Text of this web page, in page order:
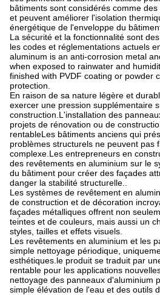
bâtiments sont considérés comme
et peuvent améliorer l'isolation
énergétique de l'enveloppe du
La sécurité et la fonctionnalité sont
les codes et réglementations actuels
aluminum is an anti-corrosion metal
when exposed to rainwater and
finished with PVDF coating or powder
protection.
En raison de sa nature légère et
exercer une pression supplémentaire
construction.L'installation des
projets de rénovation ou de
rentableLes bâtiments anciens qui
problèmes structurels ne peuvent pas
complexe.Les entrepreneurs en
des revêtements en aluminium sur le
du bâtiment pour créer des façades
danger la stabilité structurelle..
Les systèmes de revêtement en
de construction et de décoration
façades métalliques offrent non
teintes et de couleurs, mais aussi un
styles, tailles et effets visuels.
Les revêtements en aluminium et les
simple nettoyage périodique,
esthétiques.le produit se traduit par
rentable pour les applications
nettoyage des panneaux d'aluminium
simple élévation de l'eau et des outils